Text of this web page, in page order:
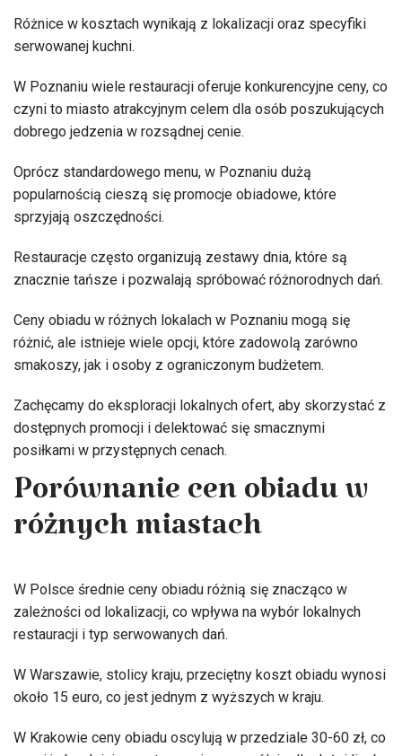
Różnice w kosztach wynikają z lokalizacji oraz specyfiki
serwowanej kuchni.
W Poznaniu wiele restauracji oferuje konkurencyjne ceny, co
czyni to miasto atrakcyjnym celem dla osób poszukujących
dobrego jedzenia w rozsądnej cenie.
Oprócz standardowego menu, w Poznaniu dużą
popularnością cieszą się promocje obiadowe, które
sprzyjają oszczędności.
Restauracje często organizują zestawy dnia, które są
znacznie tańsze i pozwalają spróbować różnorodnych dań.
Ceny obiadu w różnych lokalach w Poznaniu mogą się
różnić, ale istnieje wiele opcji, które zadowolą zarówno
smakoszy, jak i osoby z ograniczonym budżetem.
Zachęcamy do eksploracji lokalnych ofert, aby skorzystać z
dostępnych promocji i delektować się smacznymi
posiłkami w przystępnych cenach.
Porównanie cen obiadu w
różnych miastach
W Polsce średnie ceny obiadu różnią się znacząco w
zależności od lokalizacji, co wpływa na wybór lokalnych
restauracji i typ serwowanych dań.
W Warszawie, stolicy kraju, przeciętny koszt obiadu wynosi
około 15 euro, co jest jednym z wyższych w kraju.
W Krakowie ceny obiadu oscylują w przedziale 30-60 zł, co